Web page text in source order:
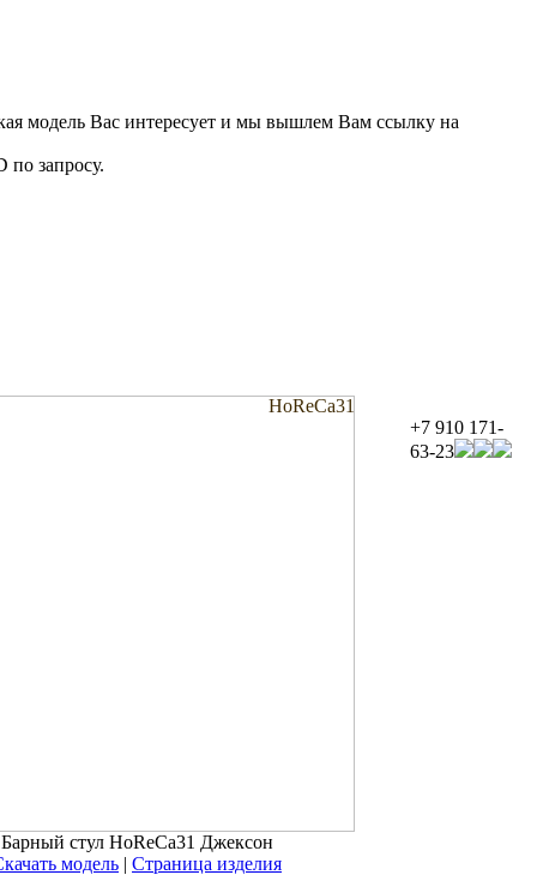
модель Вас интересует и мы вышлем Вам ссылку на
по запросу.
HoReCa31
Барный стул HoReCa31 Джексон
модель | Страница изделия
+7 910 171-
63-23